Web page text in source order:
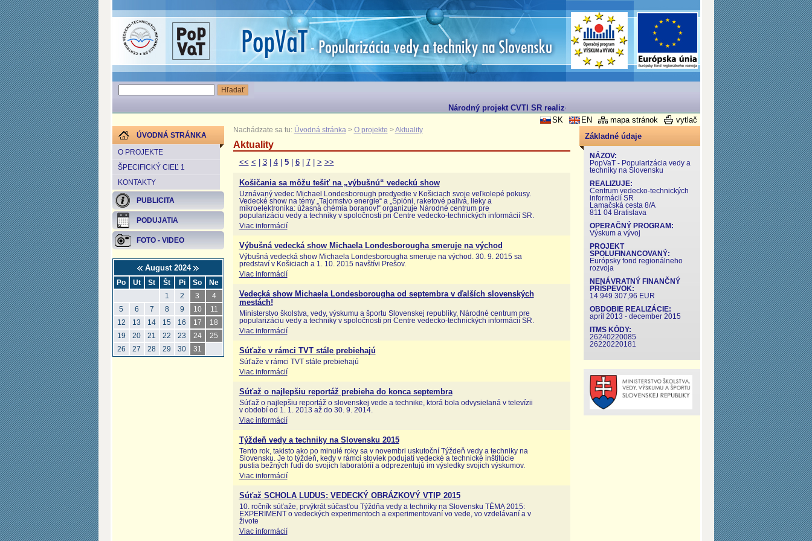
Národný projekt CVTI SR realizovaný v rámci Operačného programu Výskum a Vývoj
vytlač
mapa stránok
EN
SK
ÚVODNÁ STRÁNKA
O PROJEKTE
ŠPECIFICKÝ CIEĽ 1
KONTAKTY
PUBLICITA
PODUJATIA
FOTO - VIDEO
August 2024
Po Ut St Št Pi So
Ne
1
2 3
4
5
6 7 8 9 10
11
12
13 14 15 16 17
18
19
20 21 22 23 24
25
26
27 28 29 30 31
Nachádzate sa tu: Úvodná stránka > O projekte >Aktuality
Aktuality
<< < 3| 4| 5| 6| 7| > >>
Košičania sa môžu tešiť na „výbušnú“ vedeckú show
Uznávaný vedec Michael Londesborough predvedie v Košiciach svoje veľkolepé pokusy.
Vedecké show na témy „Tajomstvo energie“ a „Špióni, raketové palivá, lieky a
mikroelektronika: úžasná chémia boranov!“ organizuje Národné centrum pre
popularizáciu vedy a techniky v spoločnosti pri Centre vedecko-technických informácií SR.
Viac informácií
Výbušná vedecká show Michaela Londesborougha smeruje na východ
Výbušná vedecká show Michaela Londesborougha smeruje na východ. 30. 9. 2015 sa
predstaví v Košiciach a 1. 10. 2015 navštívi Prešov.
Viac informácií
Vedecká show Michaela Londesborougha od septembra v ďalších slovenských
mestách!
Ministerstvo školstva, vedy, výskumu a športu Slovenskej republiky, Národné centrum pre
popularizáciu vedy a techniky v spoločnosti pri Centre vedecko-technických informácií SR.
Viac informácií
Súťaže v rámci TVT stále prebiehajú
Súťaže v rámci TVT stále prebiehajú
Viac informácií
Súťaž o najlepšiu reportáž prebieha do konca septembra
Súťaž o najlepšiu reportáž o slovenskej vede a technike, ktorá bola odvysielaná v televízii
v období od 1. 1. 2013 až do 30. 9. 2014.
Viac informácií
Týždeň vedy a techniky na Slovensku 2015
Tento rok, takisto ako po minulé roky sa v novembri uskutoční Týždeň vedy a techniky na
Slovensku. Je to týždeň, kedy v rámci stoviek podujatí vedecké a technické inštitúcie
pustia bežných ľudí do svojich laboratórií a odprezentujú im výsledky svojich výskumov.
Viac informácií
Súťaž SCHOLA LUDUS: VEDECKÝ OBRÁZKOVÝ VTIP 2015
10. ročník súťaže, prvýkrát súčasťou Týždňa vedy a techniky na Slovensku TÉMA 2015:
EXPERIMENT o vedeckých experimentoch a experimentovaní vo vede, vo vzdelávaní a v
živote
Viac informácií
Základné údaje
NÁZOV:
PopVaT - Popularizácia vedy a
techniky na Slovensku
REALIZUJE:
Centrum vedecko-technických
informácií SR
Lamačská cesta 8/A
811 04 Bratislava
OPERAČNÝ PROGRAM:
Výskum a vývoj
PROJEKT
SPOLUFINANCOVANÝ:
Európsky fond regionálneho
rozvoja
NENÁVRATNÝ FINANČNÝ
PRÍSPEVOK:
14 949 307,96 EUR
OBDOBIE REALIZÁCIE:
apríl 2013 - december 2015
ITMS KÓDY:
26240220085
26220220181